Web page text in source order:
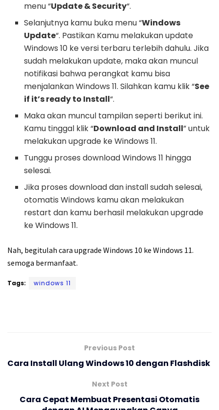
menu “Update & Security“.
Selanjutnya kamu buka menu “Windows
Update“. Pastikan Kamu melakukan update
Windows 10 ke versi terbaru terlebih dahulu. Jika
sudah melakukan update, maka akan muncul
notifikasi bahwa perangkat kamu bisa
menjalankan Windows 11. Silahkan kamu klik “See
if it’s ready to Install“.
Maka akan muncul tampilan seperti berikut ini.
Kamu tinggal klik “Download and Install” untuk
melakukan upgrade ke Windows 11.
Tunggu proses download Windows 11 hingga
selesai.
Jika proses download dan install sudah selesai,
otomatis Windows kamu akan melakukan
restart dan kamu berhasil melakukan upgrade
ke Windows 11.
Nah, begitulah cara upgrade Windows 10 ke Windows 11.
semoga bermanfaat.
Tags: windows 11
Previous Post
Cara Install Ulang Windows 10 dengan Flashdisk
Next Post
Cara Cepat Membuat Presentasi Otomatis